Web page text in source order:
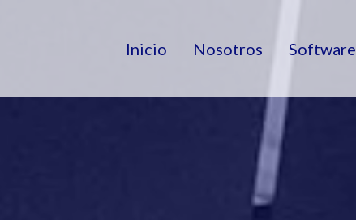
Inicio Nosotros Software